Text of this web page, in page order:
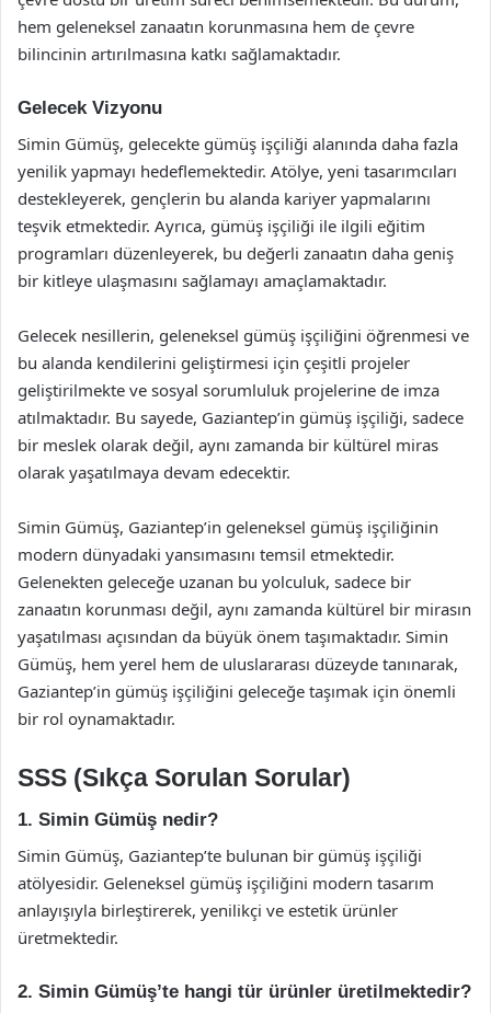
hem geleneksel zanaatın korunmasına hem de çevre
bilincinin artırılmasına katkı sağlamaktadır.
Gelecek Vizyonu
Simin Gümüş, gelecekte gümüş işçiliği alanında daha fazla
yenilik yapmayı hedeflemektedir. Atölye, yeni tasarımcıları
destekleyerek, gençlerin bu alanda kariyer yapmalarını
teşvik etmektedir. Ayrıca, gümüş işçiliği ile ilgili eğitim
programları düzenleyerek, bu değerli zanaatın daha geniş
bir kitleye ulaşmasını sağlamayı amaçlamaktadır.
Gelecek nesillerin, geleneksel gümüş işçiliğini öğrenmesi ve
bu alanda kendilerini geliştirmesi için çeşitli projeler
geliştirilmekte ve sosyal sorumluluk projelerine de imza
atılmaktadır. Bu sayede, Gaziantep’in gümüş işçiliği, sadece
bir meslek olarak değil, aynı zamanda bir kültürel miras
olarak yaşatılmaya devam edecektir.
Simin Gümüş, Gaziantep’in geleneksel gümüş işçiliğinin
modern dünyadaki yansımasını temsil etmektedir.
Gelenekten geleceğe uzanan bu yolculuk, sadece bir
zanaatın korunması değil, aynı zamanda kültürel bir mirasın
yaşatılması açısından da büyük önem taşımaktadır. Simin
Gümüş, hem yerel hem de uluslararası düzeyde tanınarak,
Gaziantep’in gümüş işçiliğini geleceğe taşımak için önemli
bir rol oynamaktadır.
SSS (Sıkça Sorulan Sorular)
1. Simin Gümüş nedir?
Simin Gümüş, Gaziantep’te bulunan bir gümüş işçiliği
atölyesidir. Geleneksel gümüş işçiliğini modern tasarım
anlayışıyla birleştirerek, yenilikçi ve estetik ürünler
üretmektedir.
2. Simin Gümüş’te hangi tür ürünler üretilmektedir?